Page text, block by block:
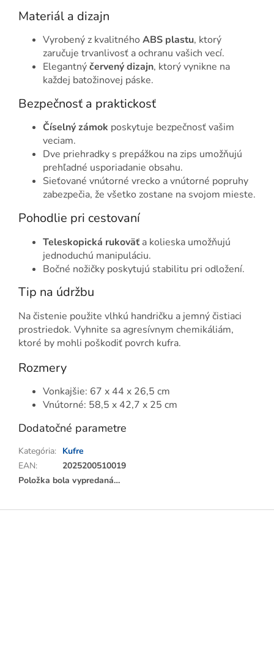
Materiál a dizajn
Vyrobený z kvalitného ABS plastu, ktorý
zaručuje trvanlivosť a ochranu vašich vecí.
Elegantnýčervený dizajn, ktorý vynikne na
každej batožinovej páske.
Bezpečnosť a praktickosť
Číselný zámok poskytuje bezpečnosť vašim
veciam.
Dve priehradky s prepážkou na zips umožňujú
prehľadné usporiadanie obsahu.
Sieťované vnútorné vrecko a vnútorné popruhy
zabezpečia, že všetko zostane na svojom mieste.
Pohodlie pri cestovaní
Teleskopická rukoväť a kolieska umožňujú
jednoduchú manipuláciu.
Bočné nožičky poskytujú stabilitu pri odložení.
Tip na údržbu
Na čistenie použite vlhkú handričku a jemný čistiaci
prostriedok. Vyhnite sa agresívnym chemikáliám,
ktoré by mohli poškodiť povrch kufra.
Rozmery
Vonkajšie: 67 x 44 x 26,5 cm
Vnútorné: 58,5 x 42,7 x 25 cm
Dodatočné parametre
Kategória: Kufre
EAN:
2025200510019
Položka bola vypredaná…
Z